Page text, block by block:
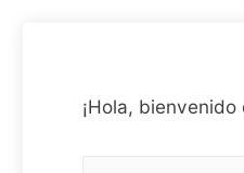
¡Hola,